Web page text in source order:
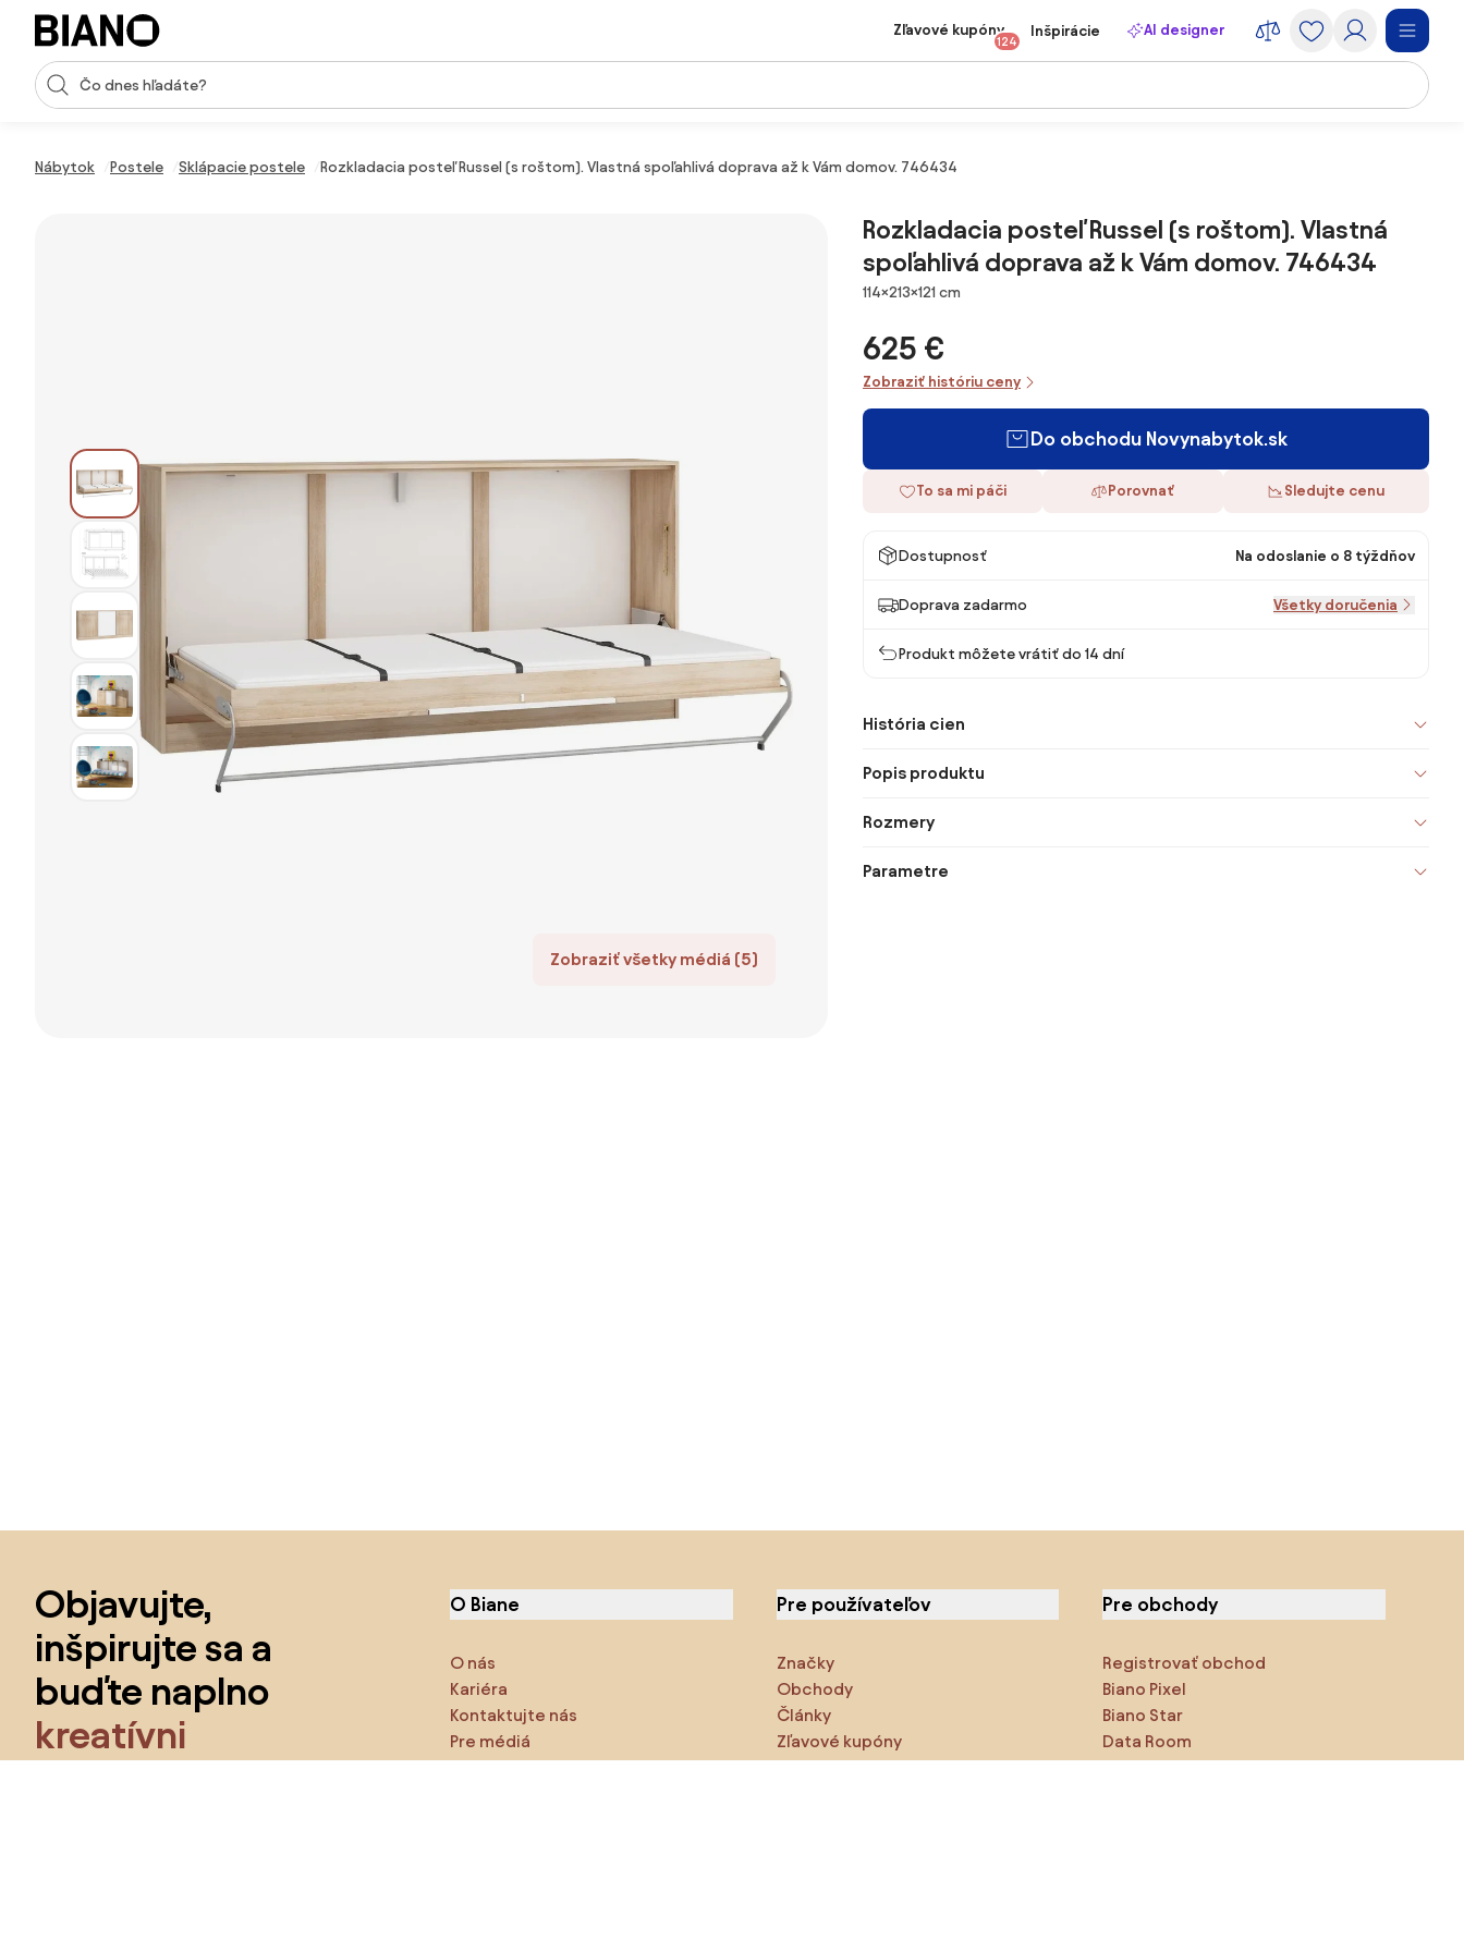
Preskočiť navigáciu, prejsť na obsah
Vstup pre vyhľadávanie
Zľavové kupóny
124
Inšpirácie AI designer
Nábytok Postele Sklápacie postele Rozkladacia posteľ Russel (s roštom). Vlastná spoľahlivá doprava až k Vám domov. 746434
Zobraziť všetky médiá (5)
Rozkladacia posteľ Russel (s roštom). Vlastná
spoľahlivá doprava až k Vám domov. 746434
Rozmery
114×213×121 cm
625 €
Zobraziť históriu ceny
Do obchodu Novynabytok.sk
To sa mi páči Porovnať Sledujte cenu
Dostupnosť Na odoslanie o 8 týždňov
Doprava zadarmo Všetky doručenia
Produkt môžete vrátiť do 14 dní
História cien
Popis produktu
Rozmery
Parametre
Objavujte,
inšpirujte sa a
buďte naplno
kreatívni
O Biane
O nás
Kariéra
Kontaktujte nás
Pre médiá
Pre používateľov
Značky
Obchody
Články
Zľavové kupóny
Pre obchody
Registrovať obchod
Biano Pixel
Biano Star
Data Room